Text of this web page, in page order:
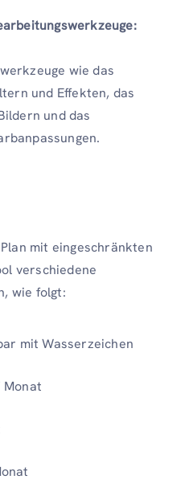
wie das
und Effekten, das
und das
mit eingeschränkten
verschiedene
wie folgt:
mit Wasserzeichen
Monat